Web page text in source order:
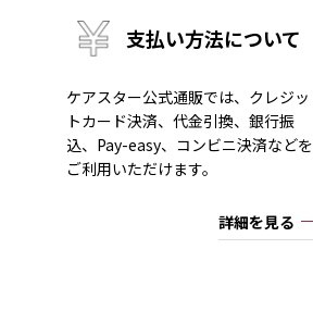
支払い方法について
ケアスター公式通販では、クレジッ
トカード決済、代金引換、銀行振
込、Pay-easy、コンビニ決済などを
ご利用いただけます。
詳細を見る